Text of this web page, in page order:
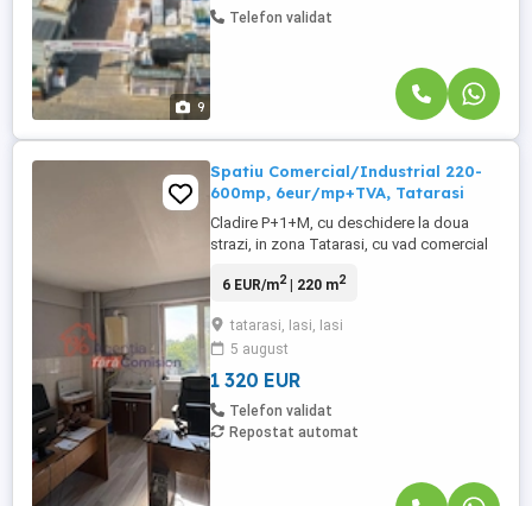
9
Telefon validat
Spatiu Comercial/Industrial 220-
600mp, 6eur/mp+TVA, Tatarasi
Cladire P+1+M, cu deschidere la doua
strazi, in zona Tatarasi, cu vad comercial
poate inchiria pe nivele: Parter 220mp: -
openspace, cu inaltime de 2.7 -3.0 m; -
suprafata utila este de 220mp; -2grupuri
sanitare, se ...
6 EUR/m2| 220 m2
tatarasi, Iasi, Iasi
5 august
1 320 EUR
Telefon validat
Repostat automat